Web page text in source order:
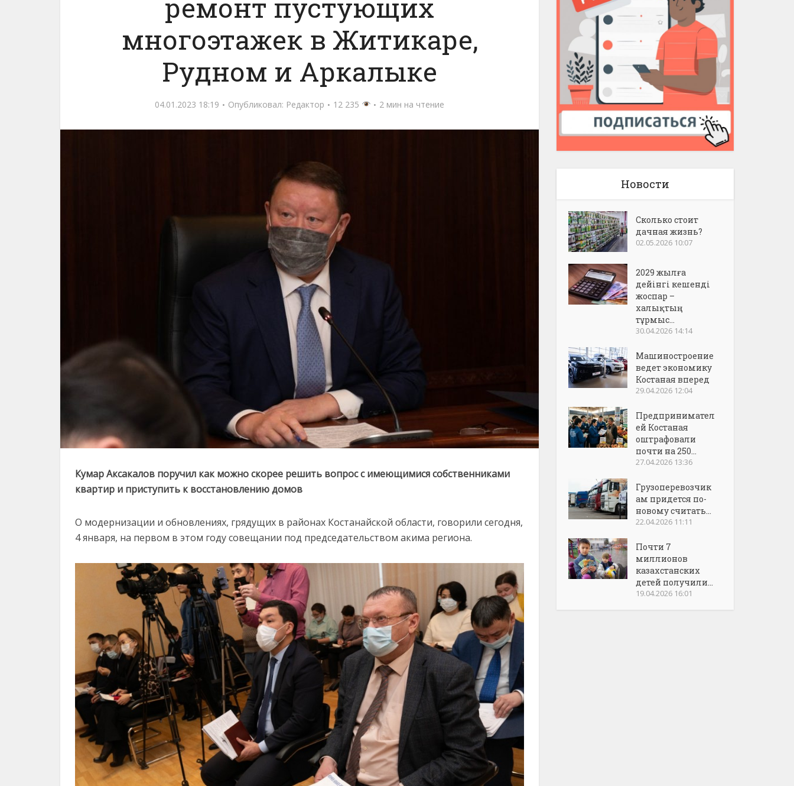
ремонт пустующих
многоэтажек в Житикаре,
Рудном и Аркалыке
04.01.2023 18:19 Опубликовал: Редактор 12 235 2 мин на чтение
Кумар Аксакалов поручил как можно скорее решить вопрос с имеющимися собственниками
квартир и приступить к восстановлению домов
О модернизации и обновлениях, грядущих в районах Костанайской области, говорили сегодня,
4 января, на первом в этом году совещании под председательством акима региона.
Новости
Сколько стоит
дачная жизнь?
02.05.2026 10:07
2029 жылға
дейінгі кешенді
жоспар –
халықтың
тұрмыс...
30.04.2026 14:14
Машиностроение
ведет экономику
Костаная вперед
29.04.2026 12:04
Предпринимател
ей Костаная
оштрафовали
почти на 250...
27.04.2026 13:36
Грузоперевозчик
ам придется по-
новому считать...
22.04.2026 11:11
Почти 7
миллионов
казахстанских
детей получили...
19.04.2026 16:01